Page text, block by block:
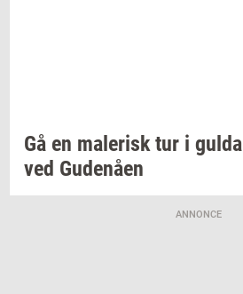
Gå en ma­le­risktur i
ved Gu­denå­en
ANNONCE